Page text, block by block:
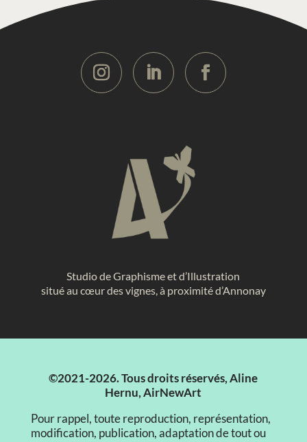
Studio de Graphisme et d’Illustration
situé au cœur des vignes, à proximité d’Annonay
©2021-2026. Tous droits réservés, Aline
Hernu, AirNewArt
Pour rappel, toute reproduction, représentation,
modification, publication, adaptation de tout ou